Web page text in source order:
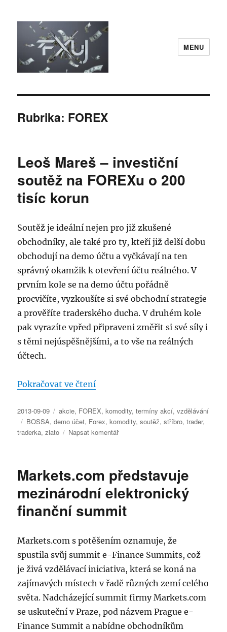
MENU
Rubrika: FOREX
Leoš Mareš – investiční
soutěž na FOREXu o 200
tisíc korun
Soutěž je ideální nejen pro již zkušené
obchodníky, ale také pro ty, kteří již delší dobu
obchodují na demo účtu a vyčkávají na ten
správný okamžik k otevření účtu reálného. V
prvním kole se na demo účtu pořádně
procvičíte, vyzkoušíte si své obchodní strategie
a prověříte traderského ducha. V druhém kole
pak vyrazíte vpřed připraveni změřit si své síly i
s těmi nejúspěšnějšími, a to vše na reálných
účtech.
Pokračovat ve čtení„Leoš Mareš – investiční
Publikováno:
2013-09-09 Rubriky:
akcie, FOREX,komodity,termíny akcí,vzdělávání
Štítky:
BOSSA,demo účet, Forex,komodity,soutěž,stříbro,trader,
traderka,zlato Napsat komentářpro
Leoš
–
investiční
soutěž
FOREXu
o
200
tisíc
korun
Markets.com představuje
mezinárodní elektronický
finanční summit
Markets.com s potěšením oznamuje, že
spustila svůj summit e-Finance Summits, což
je živá vzdělávací iniciativa, která se koná na
zajímavých místech v řadě různých zemí celého
světa. Nadcházející summit firmy Markets.com
se uskuteční v Praze, pod názvem Prague e-
Finance Summit a nabídne obchodníkům